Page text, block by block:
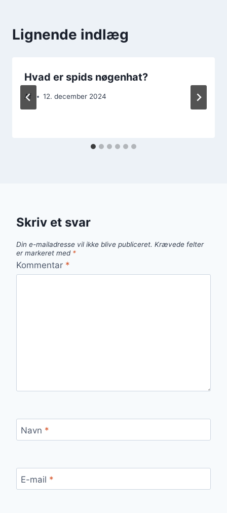
Lignende indlæg
Hvad er spids nøgenhat?
Af 12. december 2024
Skriv et svar
Din e-mailadresse vil ikke blive publiceret. Krævede felter
er markeret med *
Kommentar *
Navn *
E-mail *